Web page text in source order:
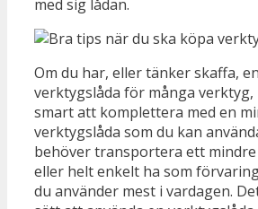
med sig lådan.
Om du har, eller tänker skaffa,
verktygslåda för många verktyg,
smart att komplettera med en
verktygslåda som du kan
behöver transportera ett
eller helt enkelt ha som
du använder mest i vardagen.